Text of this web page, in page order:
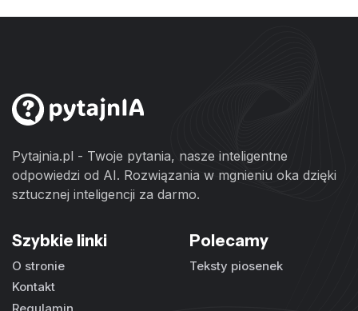
Pytajnia.pl - Twoje pytania, nasze inteligentne
odpowiedzi od AI. Rozwiązania w mgnieniu oka dzięki
sztucznej inteligencji za darmo.
Szybkie linki
O stronie
Kontakt
Polecamy
Teksty piosenek